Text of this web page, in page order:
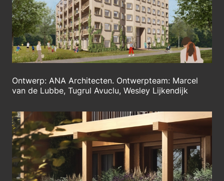
Ontwerp: ANA Architecten. Ontwerpteam: Marcel
van de Lubbe, Tugrul Avuclu, Wesley Lijkendijk